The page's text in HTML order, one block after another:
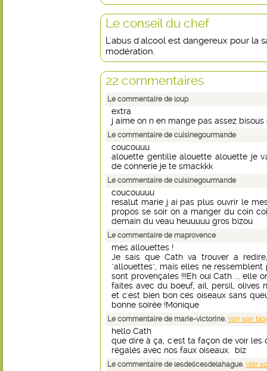
Le conseil du chef
L'abus d'alcool est dangereux pour la
modération.
22 commentaires
Le commentaire de loup
extra
j aime on n en mange pas assez
Le commentaire de cuisinegourmande
coucouuu
alouette gentille alouette alouette je
de connerie je te smackkk
Le commentaire de cuisinegourmande
coucouuuu
resalut marie j ai pas plus ouvrir le
propos se soir on a manger du coin
demain du veau heuuuuu gros bizou
Le commentaire de maprovence
mes allouettes !
Je sais que Cath va trouver a
"allouettes", mais elles ne ressemblent
sont provençales !!!Eh oui Cath ... elle
faites avec du boeuf, ail, persil, olives
et c'est bien bon ces oiseaux sans
bonne soirée !Monique
Le commentaire de marie-victorine. Voir son
hello Cath
que dire à ça, c'est ta façon de voir les
régalés avec nos faux oiseaux. biz
Le commentaire de lesdelicesdelahague. Voir